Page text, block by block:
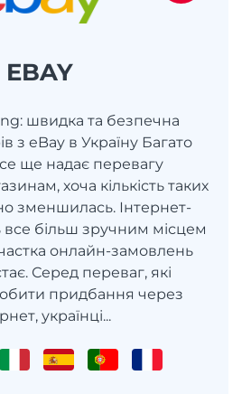
EBAY
швидка та безпечна
з eBay в Україну Багато
ще надає перевагу
хоча кількість таких
зменшилась. Інтернет-
все більш зручним місцем
онлайн-замовлень
Серед переваг, які
придбання через
українці...